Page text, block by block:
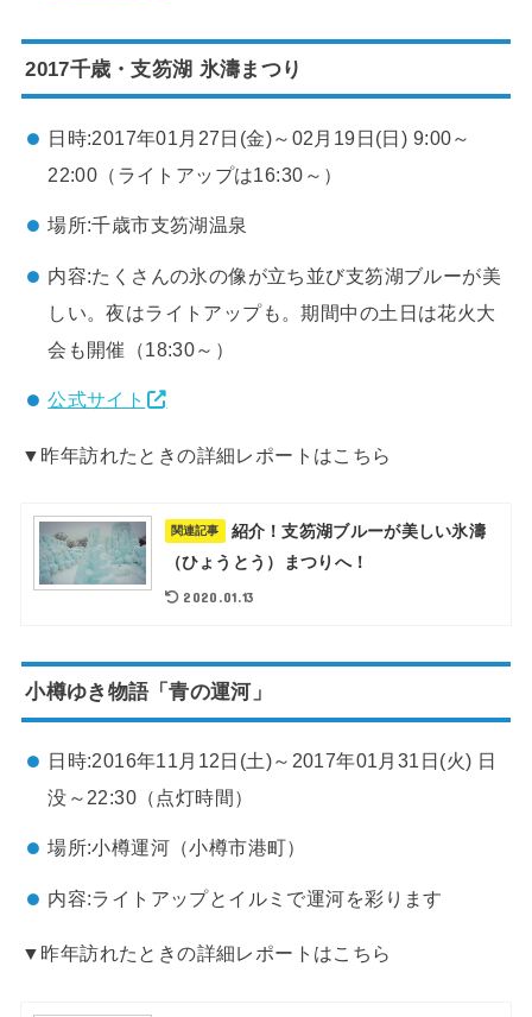
2017千歳・支笏湖 氷濤まつり
日時:2017年01月27日(金)～02月19日(日) 9:00～
22:00（ライトアップは16:30～）
場所:千歳市支笏湖温泉
内容:たくさんの氷の像が立ち並び支笏湖ブルーが美
しい。夜はライトアップも。期間中の土日は花火大
会も開催（18:30～）
公式サイト
▼昨年訪れたときの詳細レポートはこちら
関連記事
紹介！支笏湖ブルーが美しい氷濤
（ひょうとう）まつりへ！
2020.01.13
小樽ゆき物語「青の運河」
日時:2016年11月12日(土)～2017年01月31日(火) 日
没～22:30（点灯時間）
場所:小樽運河（小樽市港町）
内容:ライトアップとイルミで運河を彩ります
▼昨年訪れたときの詳細レポートはこちら